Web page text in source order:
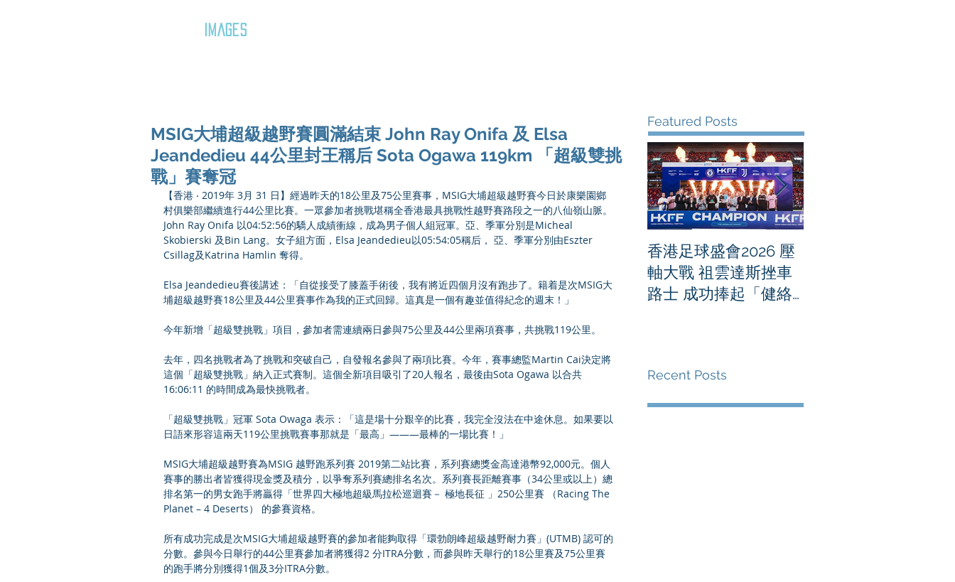
IMAGES
MSIG大埔超級越野賽圓滿結束 John Ray Onifa 及 Elsa
Jeandedieu 44公里封王稱后 Sota Ogawa 119km 「超級雙挑
戰」賽奪冠
【香港 ‧ 2019年 3月 31 日】經過昨天的18公里及75公里賽事，MSIG大埔超級越野賽今日於康樂園鄉
村俱樂部繼續進行44公里比賽。一眾參加者挑戰堪稱全香港最具挑戰性越野賽路段之一的八仙嶺山脈。
John Ray Onifa 以04:52:56的驕人成績衝線，成為男子個人組冠軍。亞、季軍分別是Micheal
Skobierski 及Bin Lang。女子組方面，Elsa Jeandedieu以05:54:05稱后， 亞、季軍分別由Eszter
Csillag及Katrina Hamlin 奪得。
Elsa Jeandedieu賽後講述：「自從接受了膝蓋手術後，我有將近四個月沒有跑步了。籍着是次MSIG大
埔超級越野賽18公里及44公里賽事作為我的正式回歸。這真是一個有趣並值得紀念的週末！」
今年新增「超級雙挑戰」項目，參加者需連續兩日參與75公里及44公里兩項賽事，共挑戰119公里。
去年，四名挑戰者為了挑戰和突破自己，自發報名參與了兩項比賽。今年，賽事總監Martin Cai決定將
這個「超級雙挑戰」納入正式賽制。這個全新項目吸引了20人報名，最後由Sota Ogawa 以合共
16:06:11 的時間成為最快挑戰者。
「超級雙挑戰」冠軍 Sota Owaga 表示：「這是場十分艱辛的比賽，我完全沒法在中途休息。如果要以
日語來形容這兩天119公里挑戰賽事那就是「最高」———最棒的一場比賽！」
MSIG大埔超級越野賽為MSIG 越野跑系列賽 2019第二站比賽，系列賽總獎金高達港幣92,000元。個人
賽事的勝出者皆獲得現金獎及積分，以爭奪系列賽總排名名次。系列賽長距離賽事（34公里或以上）總
排名第一的男女跑手將贏得「世界四大極地超級馬拉松巡迴賽－ 極地長征 」250公里賽 （Racing The
Planet – 4 Deserts） 的參賽資格。
所有成功完成是次MSIG大埔超級越野賽的參加者能夠取得「環勃朗峰超級越野耐力賽」(UTMB) 認可的
分數。參與今日舉行的44公里賽參加者將獲得2 分ITRA分數，而參與昨天舉行的18公里賽及75公里賽
的跑手將分別獲得1個及3分ITRA分數。
Featured Posts
香港足球盛會2026 壓
軸大戰 祖雲達斯挫車
路士 成功捧起「健絡
Recent Posts